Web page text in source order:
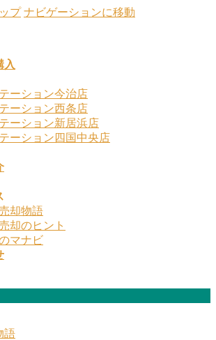
プ ナビゲーションに移動
入
ーション今治店
ーション西条店
ーション新居浜店
ーション四国中央店
却物語
却のヒント
マナビ
語